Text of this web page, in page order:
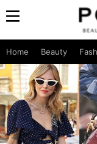
Home Beauty